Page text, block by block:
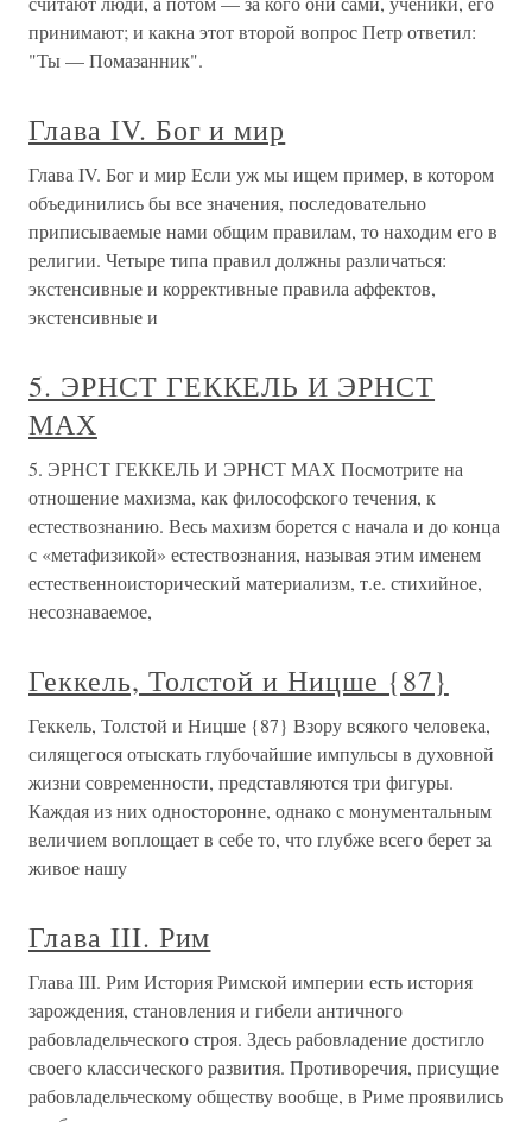
принимают; и какна этот второй вопрос Петр ответил:
"Ты — Помазанник".
Глава IV. Бог и мир
Глава IV. Бог и мир Если уж мы ищем пример, в котором
объединились бы все значения, последовательно
приписываемые нами общим правилам, то находим его в
религии. Четыре типа правил должны различаться:
экстенсивные и коррективные правила аффектов,
экстенсивные и
5. ЭРНСТ ГЕККЕЛЬ И ЭРНСТ
МАХ
5. ЭРНСТ ГЕККЕЛЬ И ЭРНСТ МАХ Посмотрите на
отношение махизма, как философского течения, к
естествознанию. Весь махизм борется с начала и до конца
с «метафизикой» естествознания, называя этим именем
естественноисторический материализм, т.е. стихийное,
несознаваемое,
Геккель, Толстой и Ницше {87}
Геккель, Толстой и Ницше {87} Взору всякого человека,
силящегося отыскать глубочайшие импульсы в духовной
жизни современности, представляются три фигуры.
Каждая из них односторонне, однако с монументальным
величием воплощает в себе то, что глубже всего берет за
живое нашу
Глава III. Рим
Глава III. Рим История Римской империи есть история
зарождения, становления и гибели античного
рабовладельческого строя. Здесь рабовладение достигло
своего классического развития. Противоречия, присущие
рабовладельческому обществу вообще, в Риме проявились